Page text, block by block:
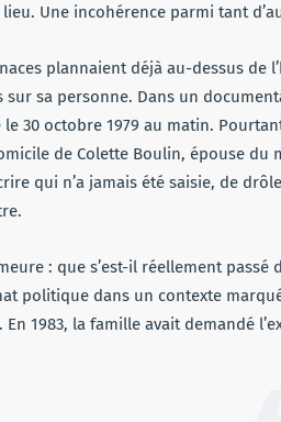
lieu. Une incohérence parmi tant
plannaient déjà au-dessus de
sa personne. Dans un
30 octobre 1979 au matin.
de Colette Boulin, épouse du
qui n’a jamais été saisie, de
: que s’est-il réellement
politique dans un contexte
En 1983, la famille avait demandé